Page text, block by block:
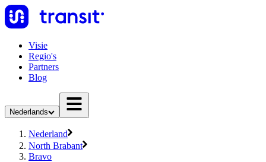
Visie
Regio's
Partners
Blog
Nederlands
Nederland
North Brabant
Bravo